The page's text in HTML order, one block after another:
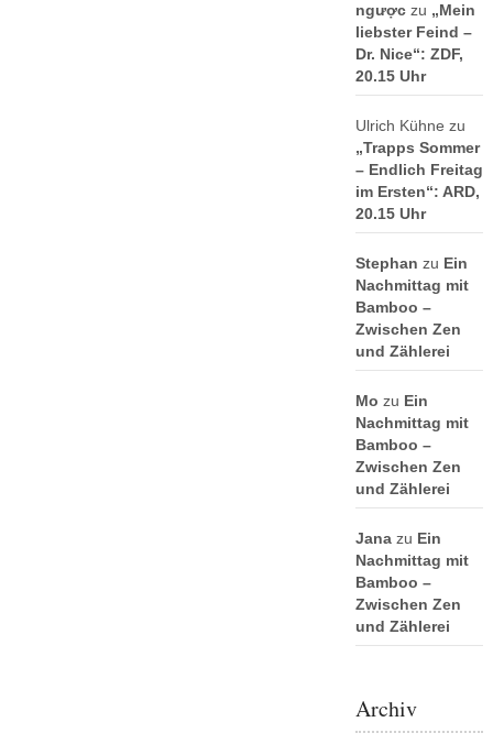
ngượczu „Mein
liebster Feind –
Dr. Nice“: ZDF,
20.15 Uhr
Ulrich Kühne zu
„Trapps Sommer
– Endlich Freitag
im Ersten“: ARD,
20.15 Uhr
Stephan zu Ein
Nachmittag mit
Bamboo –
Zwischen Zen
und Zählerei
Mo zu Ein
Nachmittag mit
Bamboo –
Zwischen Zen
und Zählerei
Janazu Ein
Nachmittag mit
Bamboo –
Zwischen Zen
und Zählerei
Archiv